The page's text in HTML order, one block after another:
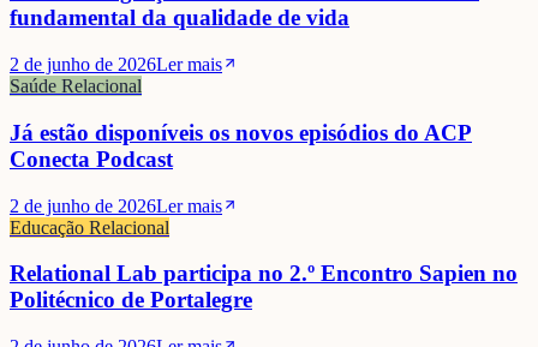
fundamental da qualidade de vida
2 de junho de 2026Ler mais
Saúde Relacional
Já estão disponíveis os novos episódios do ACP
Conecta Podcast
2 de junho de 2026Ler mais
Educação Relacional
Relational Lab participa no 2.º Encontro Sapien no
Politécnico de Portalegre